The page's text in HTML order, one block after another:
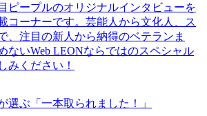
ピープルのオリジナルインタビューを
コーナーです。芸能人から文化人、ス
、注目の新人から納得のベテランま
ないWeb LEONならではのスペシャル
みください！
選ぶ「一本取られました！」